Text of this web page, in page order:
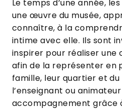
Le temps d’une année,
une œuvre du musée,
connaître, à la
intime avec elle. Ils sont
inspirer pour réaliser une
afin de la représenter en
famille, leur quartier et du
l’enseignant ou
accompagnement grâce